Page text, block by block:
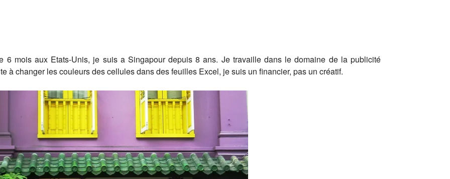
6 mois aux Etats-Unis, je suis a Singapour depuis 8 ans. Je travaille dans le domaine de la publicité
à changer les couleurs des cellules dans des feuilles Excel, je suis un financier, pas un créatif.